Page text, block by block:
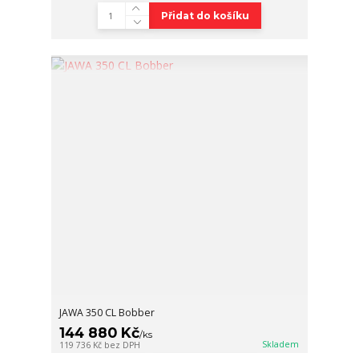
Přidat do košíku
JAWA 350 CL Bobber
144 880 Kč/ks
119 736 Kč bez DPH Skladem